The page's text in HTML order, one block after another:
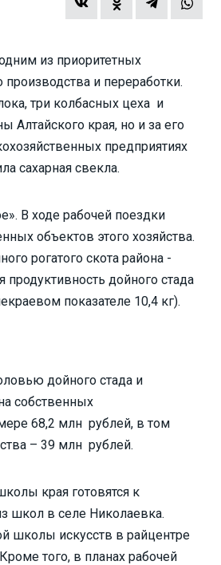
из приоритетных
производства и переработки.
три колбасных цеха и
Алтайского края, но и за его
предприятиях
сахарная свекла.
В ходе рабочей поездки
объектов этого хозяйства.
рогатого скота района -
дойного стада
показателе 10,4 кг).
дойного стада и
собственных
68,2 млн рублей, в том
– 39 млн рублей.
края готовятся к
школ в селе Николаевка.
школы искусств в райцентре
того, в планах рабочей